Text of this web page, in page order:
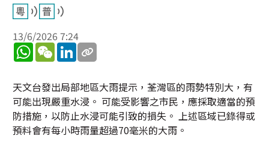
13/6/2026 7:24
WhatsApp
WeChatLinkedIn
天文台發出局部地區大雨提示，荃灣區的雨勢特別大，有
可能出現嚴重水浸。 可能受影響之市民，應採取適當的預
防措施，以防止水浸可能引致的損失。 上述區域已錄得或
預料會有每小時雨量超過70毫米的大雨。